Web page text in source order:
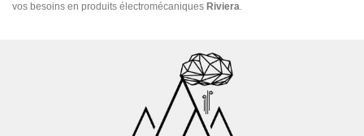
vos besoins en produits électromécaniques Riviera.